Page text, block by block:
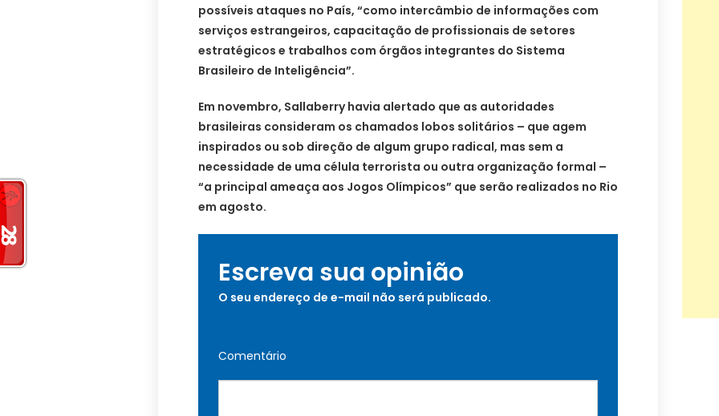
possíveis ataques no País, “como intercâmbio de informações com
serviços estrangeiros, capacitação de profissionais de setores
estratégicos e trabalhos com órgãos integrantes do Sistema
Brasileiro de Inteligência”.
Em novembro, Sallaberry havia alertado que as autoridades
brasileiras consideram os chamados lobos solitários – que agem
inspirados ou sob direção de algum grupo radical, mas sem a
necessidade de uma célula terrorista ou outra organização formal –
“a principal ameaça aos Jogos Olímpicos” que serão realizados no Rio
em agosto.
Escreva sua opinião
O seu endereço de e-mail não será publicado.
Comentário